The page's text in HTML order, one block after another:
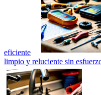
eficiente
limpio y reluciente sin